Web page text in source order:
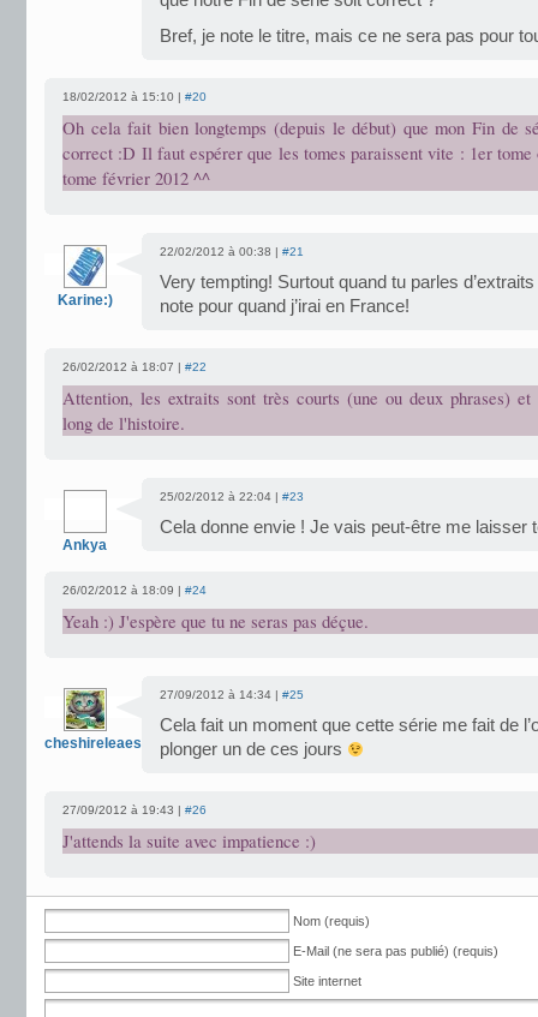
Bref, je note le titre, mais ce ne sera pas pour
18/02/2012 à 15:10 | #20
Oh cela fait bien longtemps (depuis le début) que mon Fin de
correct :D Il faut espérer que les tomes paraissent vite : 1er tome
tome février 2012 ^^
Karine:)
22/02/2012 à 00:38 | #21
Very tempting! Surtout quand tu parles
note pour quand j’irai en France!
26/02/2012 à 18:07 | #22
Attention, les extraits sont très courts (une ou deux phrases) et
long de l'histoire.
Ankya
25/02/2012 à 22:04 | #23
Cela donne envie ! Je vais peut-être me laisser
26/02/2012 à 18:09 | #24
Yeah :) J'espère que tu ne seras pas déçue.
cheshireleaeshire
27/09/2012 à 14:34 | #25
Cela fait un moment que cette série me fait de
plonger un de ces jours
27/09/2012 à 19:43 | #26
J'attends la suite avec impatience :)
Nom (requis)
E-Mail (ne sera pas publié) (requis)
Site internet